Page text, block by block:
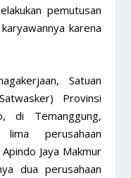
pemutusan
karena
Satuan
Provinsi
di Temanggung,
perusahaan
Jaya Makmur
dua perusahaan